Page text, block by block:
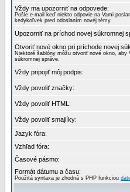
Vždy ma upozorniť na odpovede:
Pošle e-mail keď niekto odpovie na Vami
kedykoľvek pred odoslaním novéj témy.
Upozorniť na príchod novej súkromnej
Otvoriť nové okno pri príchode novej
Niektoré šablóny môžu otvoriť nové okno, aby
súkromnej správe.
Vždy pripojiť môj podpis:
Vždy povoliť značky:
Vždy povoliť HTML:
Vždy povoliť smajlíky:
Jazyk fóra:
Vzhľad fóra:
Časové pásmo:
Formát dátumu a času:
Použitá syntaxa je zhodná s PHP funkciou